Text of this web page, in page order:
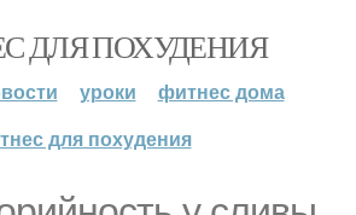
ДЛЯ ПОХУДЕНИЯ
уроки
фитнес дома
для похудения